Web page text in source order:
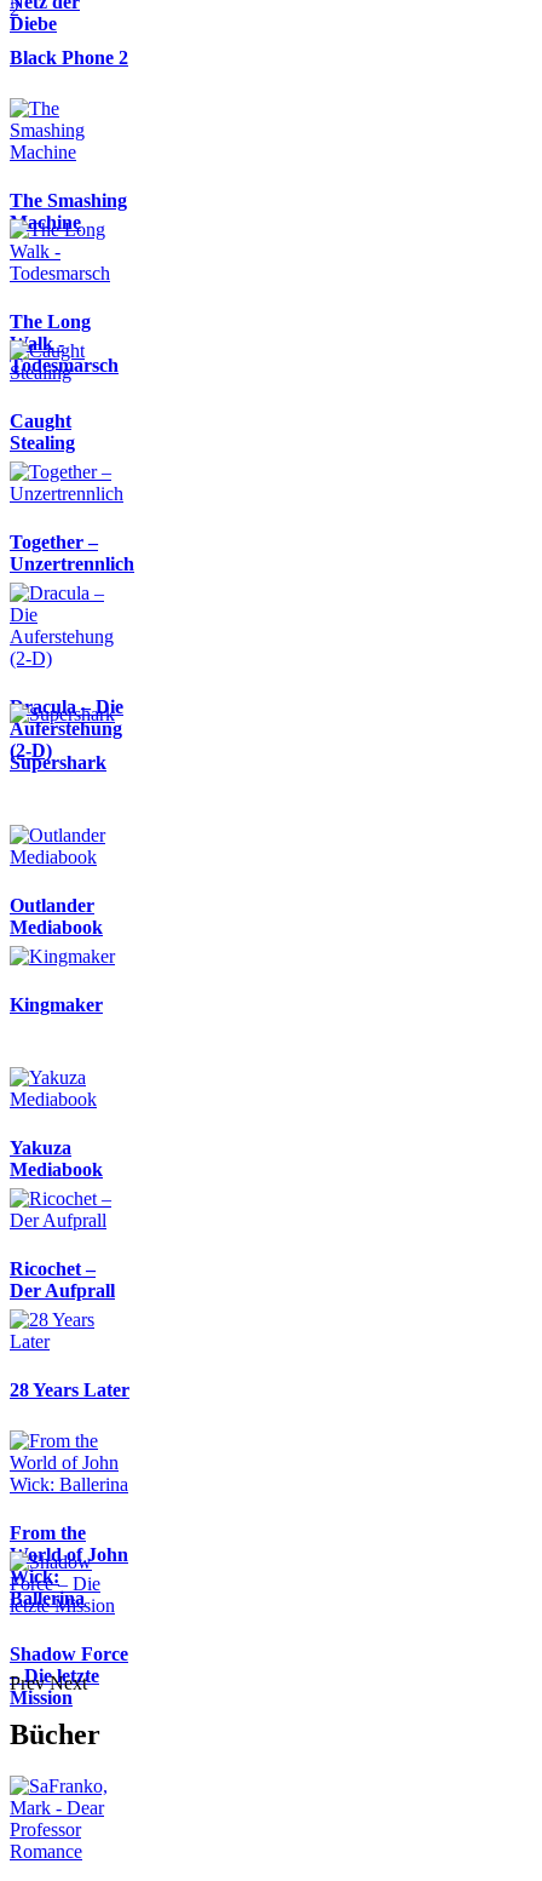
Diebe
Black Phone 2
The Smashing
Machine
The Long
Walk -
Todesmarsch
Caught
Stealing
Together –
Unzertrennlich
Dracula – Die
Auferstehung
(2-D)
Supershark
Outlander
Mediabook
Kingmaker
Yakuza
Mediabook
Ricochet –
Der Aufprall
28 Years Later
From the
World of John
Wick:
Ballerina
Shadow Force
– Die letzte
Mission
Prev Next
Bücher